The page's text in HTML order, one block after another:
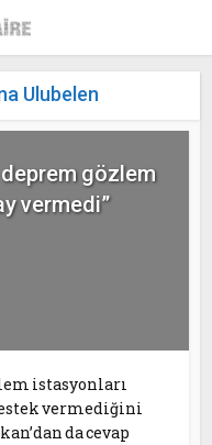
Ulubelen
deprem gözlem
vermedi”
istasyonları
vermediğini
da cevap